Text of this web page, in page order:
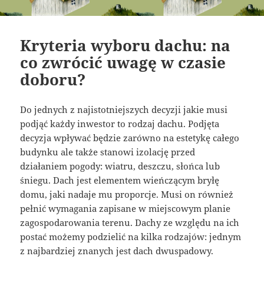
Kryteria wyboru dachu: na
co zwrócić uwagę w czasie
doboru?
Do jednych z najistotniejszych decyzji jakie musi
podjąć każdy inwestor to rodzaj dachu. Podjęta
decyzja wpływać będzie zarówno na estetykę całego
budynku ale także stanowi izolację przed
działaniem pogody: wiatru, deszczu, słońca lub
śniegu. Dach jest elementem wieńczącym bryłę
domu, jaki nadaje mu proporcje. Musi on również
pełnić wymagania zapisane w miejscowym planie
zagospodarowania terenu. Dachy ze względu na ich
postać możemy podzielić na kilka rodzajów: jednym
z najbardziej znanych jest dach dwuspadowy.